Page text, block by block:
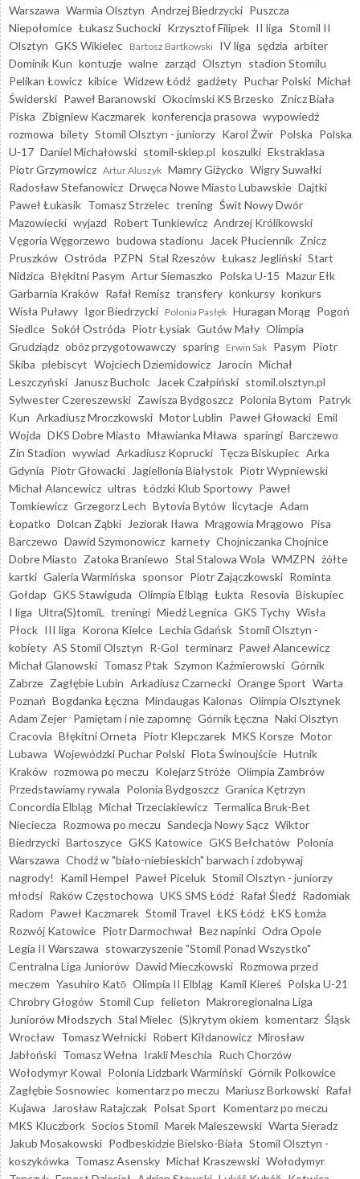
Warszawa Warmia Olsztyn Andrzej Biedrzycki Puszcza
Niepołomice Łukasz Suchocki Krzysztof Filipek II liga Stomil II
Olsztyn GKS Wikielec Bartosz Bartkowski IV liga sędzia arbiter
Dominik Kun kontuzje walne zarząd Olsztyn stadion Stomilu
Pelikan Łowicz kibice Widzew Łódź gadżety Puchar Polski Michał
Świderski Paweł Baranowski Okocimski KS Brzesko Znicz Biała
Piska Zbigniew Kaczmarek konferencja prasowa wypowiedź
rozmowa bilety Stomil Olsztyn - juniorzy Karol Żwir Polska Polska
U-17 Daniel Michałowski stomil-sklep.pl koszulki Ekstraklasa
Piotr Grzymowicz Artur Aluszyk Mamry Giżycko Wigry Suwałki
Radosław Stefanowicz Drwęca Nowe Miasto Lubawskie Dajtki
Paweł Łukasik Tomasz Strzelec trening Świt Nowy Dwór
Mazowiecki wyjazd Robert Tunkiewicz Andrzej Królikowski
Vęgoria Węgorzewo budowa stadionu Jacek Płuciennik Znicz
Pruszków Ostróda PZPN Stal Rzeszów Łukasz Jegliński Start
Nidzica Błękitni Pasym Artur Siemaszko Polska U-15 Mazur Ełk
Garbarnia Kraków Rafał Remisz transfery konkursy konkurs
Wisła Puławy Igor Biedrzycki Polonia Pasłęk Huragan Morąg Pogoń
Siedlce Sokół Ostróda Piotr Łysiak Gutów Mały Olimpia
Grudziądz obóz przygotowawczy sparing Erwin Sak Pasym Piotr
Skiba plebiscyt Wojciech Dziemidowicz Jarocin Michał
Leszczyński
Janusz Bucholc Jacek Czałpiński stomil.olsztyn.pl
Sylwester Czereszewski Zawisza Bydgoszcz Polonia Bytom Patryk
Kun Arkadiusz Mroczkowski Motor Lublin Paweł Głowacki Emil
Wojda DKS Dobre Miasto Mławianka Mława sparingi Barczewo
Zin Stadion wywiad Arkadiusz Koprucki Tęcza Biskupiec Arka
Gdynia Piotr Głowacki Jagiellonia Białystok Piotr Wypniewski
Michał Alancewicz ultras Łódzki Klub Sportowy Paweł
Tomkiewicz Grzegorz Lech Bytovia Bytów licytacje Adam
Łopatko Dolcan Ząbki Jeziorak Iława Mrągowia Mrągowo Pisa
Barczewo Dawid Szymonowicz karnety Chojniczanka Chojnice
Dobre Miasto Zatoka Braniewo Stal Stalowa Wola WMZPN żółte
kartki Galeria Warmińska sponsor Piotr Zajączkowski Rominta
Gołdap GKS Stawiguda Olimpia Elbląg Łukta Resovia Biskupiec
I liga Ultra(S)tomiL treningi Miedź Legnica GKS Tychy Wisła
Płock III liga Korona Kielce Lechia Gdańsk Stomil Olsztyn -
kobiety AS Stomil Olsztyn R-Gol terminarz Paweł Alancewicz
Michał Glanowski Tomasz Ptak Szymon Kaźmierowski Górnik
Zabrze Zagłębie Lubin Arkadiusz Czarnecki Orange Sport Warta
Poznań Bogdanka Łęczna Mindaugas Kalonas Olimpia Olsztynek
Adam Zejer Pamiętam i nie zapomnę Górnik Łęczna Naki Olsztyn
Cracovia Błękitni Orneta Piotr Klepczarek MKS Korsze Motor
Lubawa Wojewódzki Puchar Polski Flota Świnoujście Hutnik
Kraków rozmowa po meczu Kolejarz Stróże Olimpia Zambrów
Przedstawiamy rywala Polonia Bydgoszcz Granica Kętrzyn
Concordia Elbląg Michał Trzeciakiewicz Termalica Bruk-Bet
Nieciecza Rozmowa po meczu Sandecja Nowy Sącz Wiktor
Biedrzycki Bartoszyce GKS Katowice GKS Bełchatów Polonia
Warszawa Chodź w "biało-niebieskich" barwach i zdobywaj
nagrody!
Kamil Hempel Paweł Piceluk Stomil Olsztyn - juniorzy
młodsi Raków Częstochowa UKS SMS Łódź Rafał Śledź Radomiak
Radom Paweł Kaczmarek Stomil Travel ŁKS Łódź ŁKS Łomża
Rozwój Katowice Piotr Darmochwał Bez napinki Odra Opole
Legia II Warszawa stowarzyszenie "Stomil Ponad Wszystko"
Centralna Liga Juniorów Dawid Mieczkowski Rozmowa przed
meczem Yasuhiro Katō Olimpia II Elbląg Kamil Kiereś Polska U-21
Chrobry Głogów Stomil Cup felieton Makroregionalna Liga
Juniorów Młodszych Stal Mielec (S)krytym okiem komentarz Śląsk
Wrocław Tomasz Wełnicki Robert Kiłdanowicz Mirosław
Jabłoński Tomasz Wełna Irakli Meschia Ruch Chorzów
Wołodymyr Kowal Polonia Lidzbark Warmiński Górnik Polkowice
Zagłębie Sosnowiec komentarz po meczu Mariusz Borkowski Rafał
Kujawa
Jarosław Ratajczak Polsat Sport Komentarz po meczu
MKS Kluczbork Socios Stomil Marek Maleszewski Warta Sieradz
Jakub Mosakowski Podbeskidzie Bielsko-Biała Stomil Olsztyn -
koszykówka Tomasz Asensky Michał Kraszewski Wołodymyr